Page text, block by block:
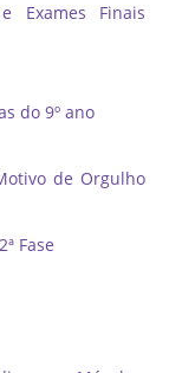
Exames Finais
do 9º ano
de Orgulho
Fase